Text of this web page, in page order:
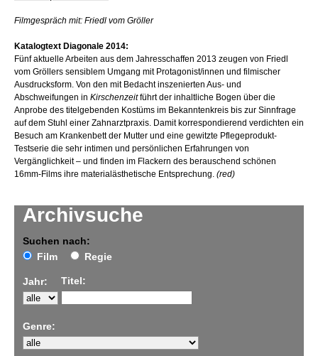
Archivsuche
Suchen nach:
Film
Regie
Jahr: Titel:
Genre:
Filmgespräch mit: Friedl vom Gröller
Katalogtext Diagonale 2014:
Fünf aktuelle Arbeiten aus dem Jahresschaffen 2013 zeugen von Friedl
vom Gröllers sensiblem Umgang mit Protagonist/innen und filmischer
Ausdrucksform. Von den mit Bedacht inszenierten Aus- und
Abschweifungen in Kirschenzeitführt der inhaltliche Bogen über die
Anprobe des titelgebenden Kostüms im Bekanntenkreis bis zur Sinnfrage
auf dem Stuhl einer Zahnarztpraxis. Damit korrespondierend verdichten ein
Besuch am Krankenbett der Mutter und eine gewitzte Pflegeprodukt-
Testserie die sehr intimen und persönlichen Erfahrungen von
Vergänglichkeit – und finden im Flackern des berauschend schönen
16mm-Films ihre materialästhetische Entsprechung. (red)